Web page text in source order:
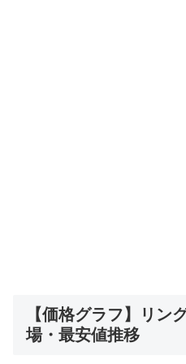
【価格グラフ】リン
場・最安値推移